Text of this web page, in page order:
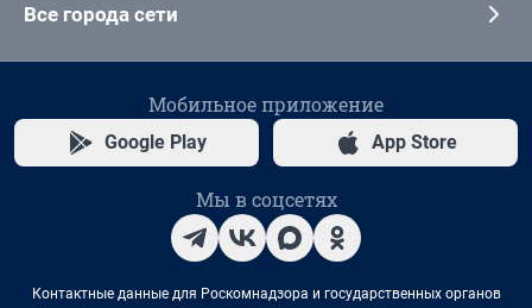
Все города сети
Мобильное приложение
Google Play App Store
Мы в соцсетях
Контактные данные для Роскомнадзора и государственных органов